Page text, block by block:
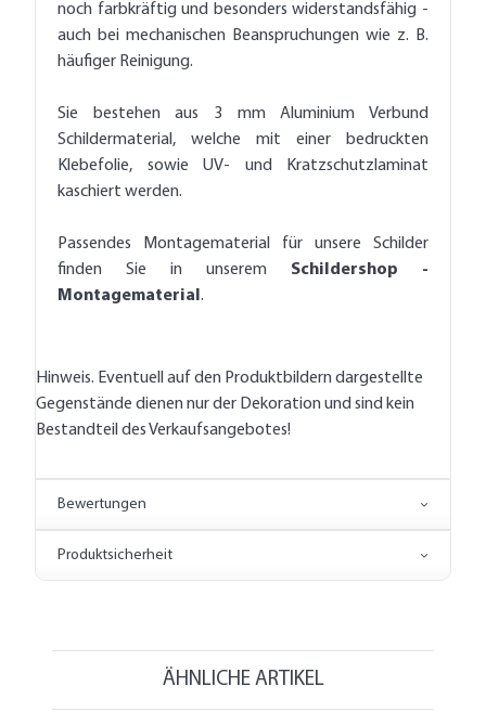
noch farbkräftig und besonders widerstandsfähig -
auch bei mechanischen Beanspruchungen wie z. B.
häufiger Reinigung.
Sie bestehen aus 3 mm Aluminium Verbund
Schildermaterial, welche mit einer bedruckten
Klebefolie, sowie UV- und Kratzschutzlaminat
kaschiert werden.
Passendes Montagematerial für unsere Schilder
finden Sie in unserem Schildershop -
Montagematerial.
Hinweis. Eventuell auf den Produktbildern dargestellte
Gegenstände dienen nur der Dekoration und sind kein
Bestandteil des Verkaufsangebotes!
Bewertungen
Produktsicherheit
ÄHNLICHE ARTIKEL